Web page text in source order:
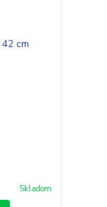
Skladom